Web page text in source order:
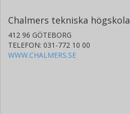
Chalmers tekniska högskola
412 96 GÖTEBORG
TELEFON: 031-772 10 00
WWW.CHALMERS.SE